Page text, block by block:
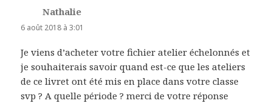
Nathalie
6 août 2018 à 3:01
Je viens d’acheter votre fichier atelier échelonnés et
je souhaiterais savoir quand est-ce que les ateliers
de ce livret ont été mis en place dans votre classe
svp ? A quelle période ? merci de votre réponse